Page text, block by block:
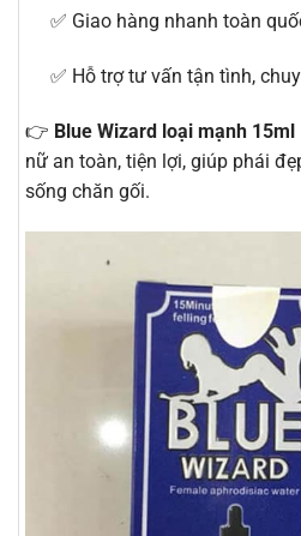
✅ Giao hàng nhanh toàn
✅ Hỗ trợ tư vấn tận tình,
👉 Blue Wizard loại mạnh 15ml
nữ an toàn, tiện lợi, giúp phái
sống chăn gối.